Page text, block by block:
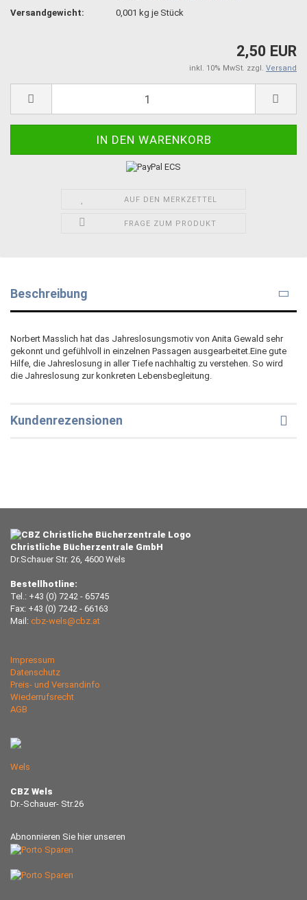
Versandgewicht: 0,001 kg je Stück
2,50 EUR
inkl. 10% MwSt. zzgl. Versand
AUF DEN MERKZETTEL
FRAGE ZUM PRODUKT
Beschreibung
Norbert Masslich hat das Jahreslosungsmotiv von Anita Gewald sehr
gekonnt und gefühlvoll in einzelnen Passagen ausgearbeitet.Eine gute
Hilfe, die Jahreslosung in aller Tiefe nachhaltig zu verstehen. So wird
die Jahreslosung zur konkreten Lebensbegleitung.
Kundenrezensionen
Christliche Bücherzentrale GmbH
Dr.Schauer Str. 26, 4600 Wels
Bestellhotline:
Tel.: +43 (0) 7242 - 65745
Fax: +43 (0) 7242 - 66163
Mail: cbz-wels@cbz.at
Impressum
Datenschutz
Preis- und Versandinfo
Wiederrufsrecht
AGB
Wels
CBZ Wels
Dr.-Schauer- Str.26
Abnonnieren Sie hier unseren